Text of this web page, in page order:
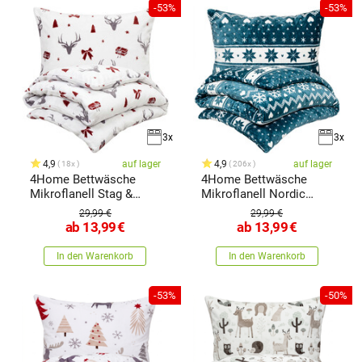
-53%
3x
4,9 18x auf lager
4Home Bettwäsche
Mikroflanell Stag &
29,99 €
ab 13,99€
In den Warenkorb
-53%
3x
4,9 206x auf lager
4Home Bettwäsche
Mikroflanell Nordic
Love, 14029,99 €
ab 13,99€
In den Warenkorb
-53% -50%